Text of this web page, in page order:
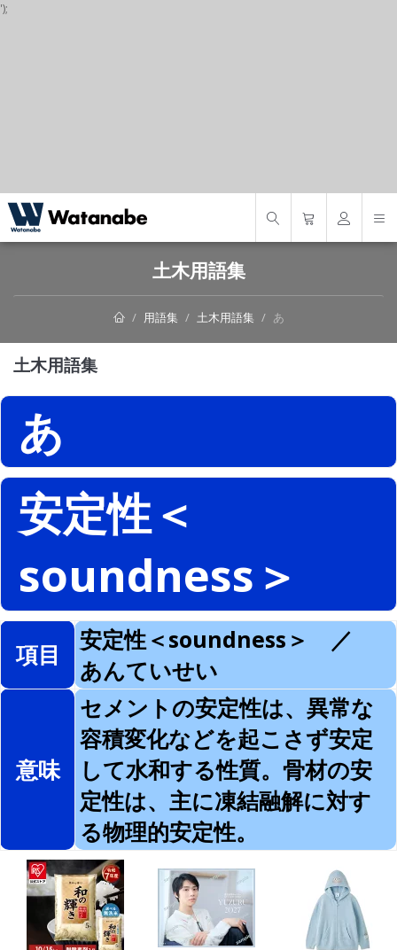
');
土木用語集
用語集 土木用語集 あ
土木用語集
あ
安定性＜
soundness＞
項目
安定性＜soundness＞ ／
あんていせい
意味
セメントの安定性は、異常な
容積変化などを起こさず安定
して水和する性質。骨材の安
定性は、主に凍結融解に対す
る物理的安定性。